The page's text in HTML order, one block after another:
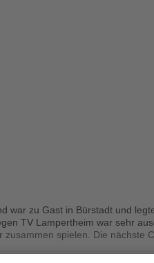
zu Gast in Bürstadt und
TV Lampertheim war sehr
spielen. Die